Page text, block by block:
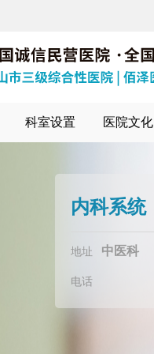
科室设置 医院文化
内科系统
地址 中医科
电话